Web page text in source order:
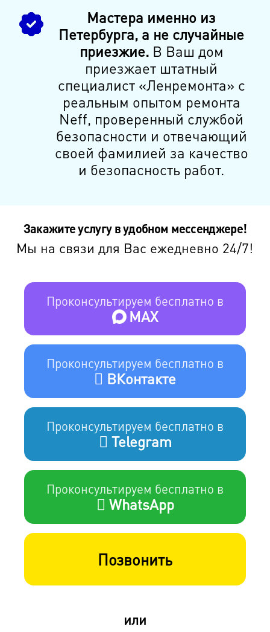
Мастера именно из
Петербурга, а не случайные
приезжие.В Ваш дом
приезжает штатный
специалист «Ленремонта» с
реальным опытом ремонта
Neff, проверенный службой
безопасности и отвечающий
своей фамилией за качество
и безопасность работ.
Закажите услугу в удобном мессенджере!
Мы на связи для Вас ежедневно 24/7!
Проконсультируем бесплатно в
MAX
Проконсультируем бесплатно в
ВКонтакте
Проконсультируем бесплатно в
Telegram
Проконсультируем бесплатно в
WhatsApp
Позвонить
или